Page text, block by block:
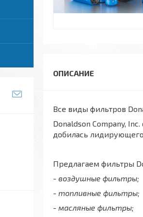
Все виды фильтров
Donaldson Company,
добилась
Предлагаем фильтры
- воздушные фильтры;
- топливные фильтры;
- масляные фильтры;